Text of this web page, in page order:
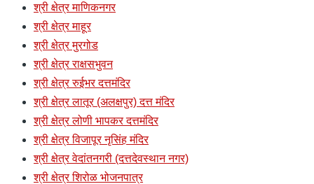
श्री क्षेत्र माणिकनगर
श्री क्षेत्र माहूर
श्री क्षेत्र मुरगोड
श्री क्षेत्र राक्षसभुवन
श्री क्षेत्र रुईभर दत्तमंदिर
श्री क्षेत्र लातूर (अलक्षपुर) दत्त मंदिर
श्री क्षेत्र लोणी भापकर दत्तमंदिर
श्री क्षेत्र विजापूर नृसिंह मंदिर
श्री क्षेत्र वेदांतनगरी (दत्तदेवस्थान नगर)
श्री क्षेत्र शिरोळ भोजनपात्र